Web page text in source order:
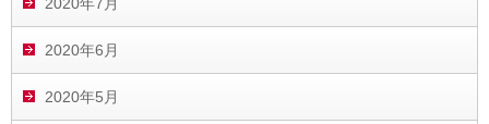
2020年6月
2020年5月